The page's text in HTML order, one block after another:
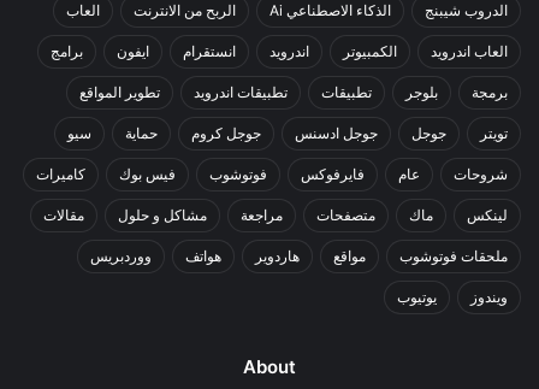
الدروب شيبنج الذكاء الاصطناعي Ai الربح من الانترنت العاب
العاب اندرويد الكمبيوتر اندرويد انستقرام ايفون برامج
برمجة بلوجر تطبيقات تطبيقات اندرويد تطوير المواقع
تويتر جوجل جوجل ادسنس جوجل كروم حماية سيو
شروحات عام فايرفوكس فوتوشوب فيس بوك كاميرات
لينكس ماك متصفحات مراجعة مشاكل و حلول مقالات
ملحقات فوتوشوب مواقع هاردوير هواتف ووردبريس
ويندوز يوتيوب
About